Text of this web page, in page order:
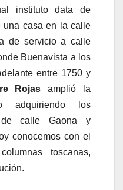
instituto data de
una casa en la calle
de servicio a calle
Buenavista a los
entre 1750 y
Rojas amplió la
adquiriendo los
de calle Gaona y
conocemos con el
toscanas,